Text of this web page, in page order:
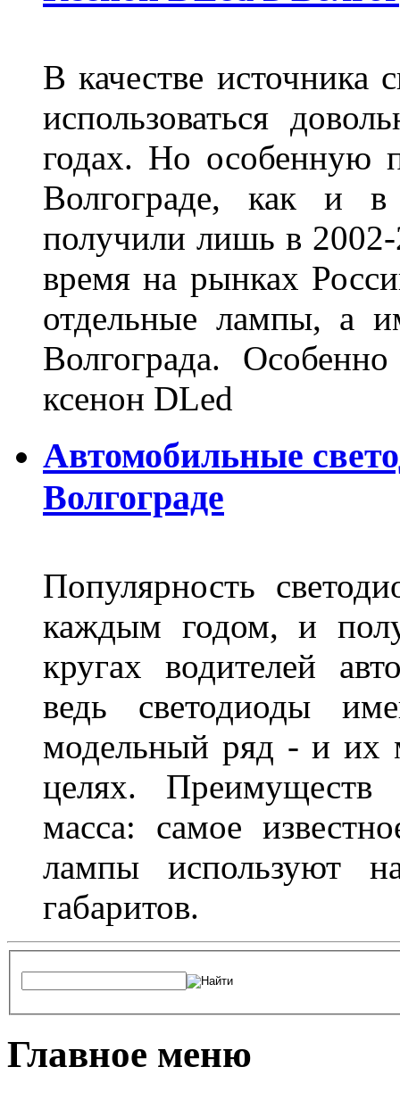
В качестве источника
использоваться
годах. Но особенную
Волгограде, как и
получили лишь в
время на рынках
отдельные лампы, а
Волгограда.
ксенон DLed
Автомобильные
Волгограде
Популярность
каждым годом, и
кругах водителей
ведь светодиоды
модельный ряд - и их
целях.
масса: самое
лампы используют
габаритов.
Главное меню